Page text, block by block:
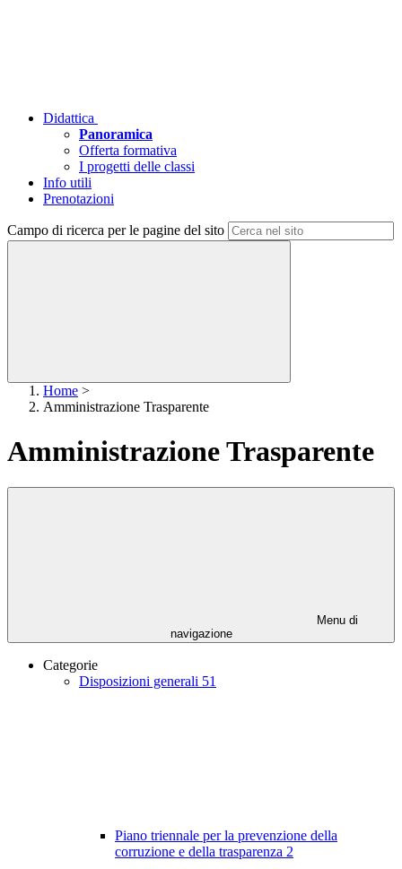
Didattica
Panoramica
Offerta formativa
I progetti delle classi
Info utili
Prenotazioni
Campo di ricerca per le pagine del sito
Home >
Amministrazione Trasparente
Amministrazione Trasparente
Menu di
navigazione
Categorie
Disposizioni generali 51
Piano triennale per la prevenzione della
corruzione e della trasparenza 2